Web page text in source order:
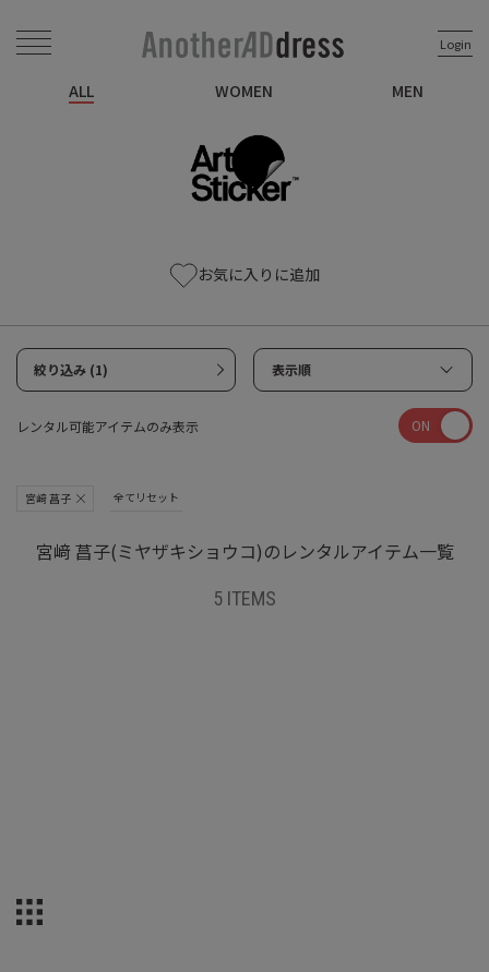
Login
ALL WOMEN MEN
お気に入りに追加
絞り込み (1) 表示順
レンタル可能アイテムのみ表示 ON
宮﨑 菖子 全てリセット
宮﨑 菖子(ミヤザキショウコ)のレンタルアイテム一覧
5 ITEMS